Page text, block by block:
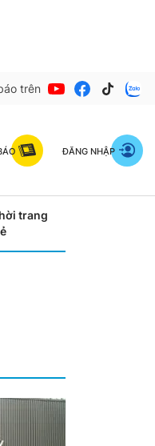
trên
ĐĂNG NHẬP
trang